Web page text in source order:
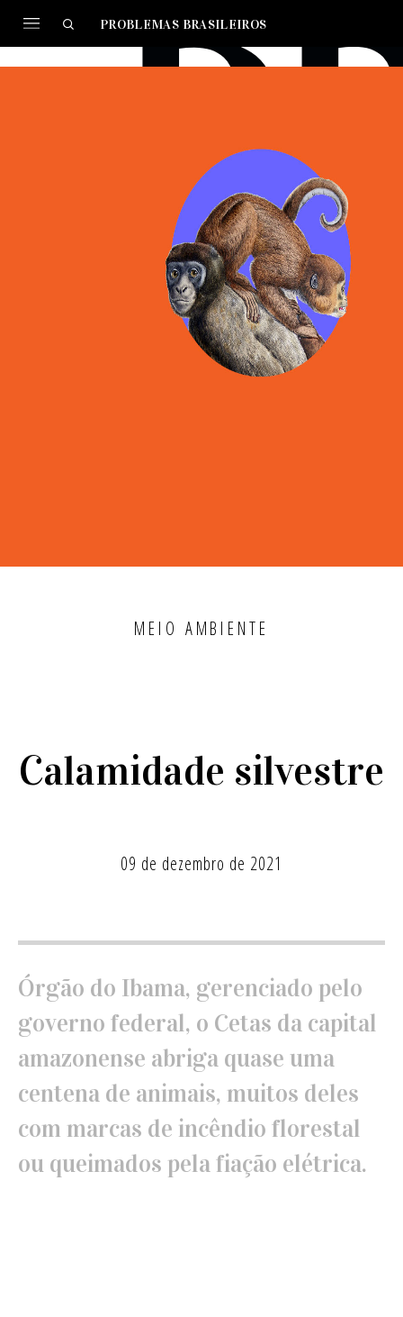
PROBLEMAS BRASILEIROS
MEIO AMBIENTE
Calamidade silvestre
09 de dezembro de 2021
Órgão do Ibama, gerenciado pelo
governo federal, o Cetas da capital
amazonense abriga quase uma
centena de animais, muitos deles
com marcas de incêndio florestal
ou queimados pela fiação elétrica.